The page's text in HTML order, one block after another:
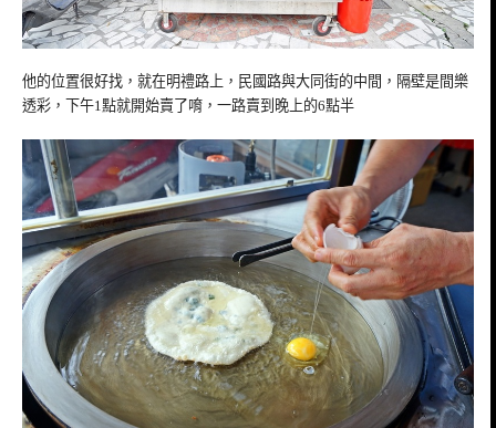
他的位置很好找，就在明禮路上，民國路與大同街的中間，隔壁是間樂
透彩，下午1點就開始賣了唷，一路賣到晚上的6點半